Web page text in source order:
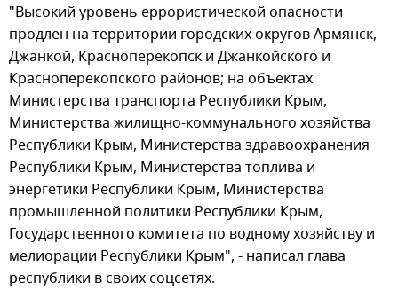
"Высокий уровень еррористической опасности
продлен на территории городских округов Армянск,
Джанкой, Красноперекопск и Джанкойского и
Красноперекопского районов; на объектах
Министерства транспорта Республики Крым,
Министерства жилищно-коммунального хозяйства
Республики Крым, Министерства здравоохранения
Республики Крым, Министерства топлива и
энергетики Республики Крым, Министерства
промышленной политики Республики Крым,
Государственного комитета по водному хозяйству и
мелиорации Республики Крым", - написал глава
республики в своих соцсетях.